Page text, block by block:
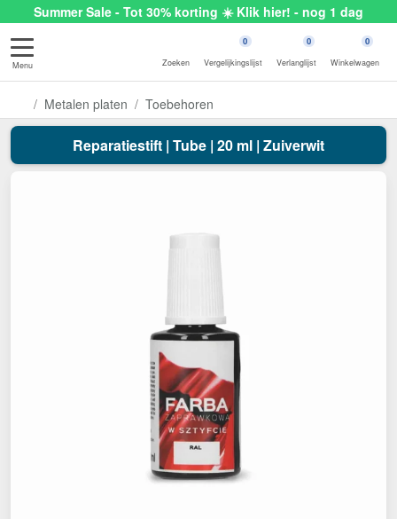
Summer Sale - Tot 30% korting ☀️ Klik hier! - nog 1 dag
Menu Zoeken
0
Vergelijkingslijst
0
Verlanglijst
0
Winkelwagen
Metalen platen Toebehoren
Reparatiestift | Tube | 20 ml | Zuiverwit